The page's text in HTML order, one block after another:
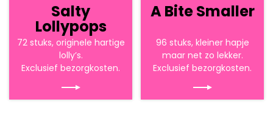
Salty
Lollypops
72 stuks, originele hartige
lolly’s.
Exclusief bezorgkosten.
A Bite Smaller
96 stuks, kleiner hapje
maar net zo lekker.
Exclusief bezorgkosten.